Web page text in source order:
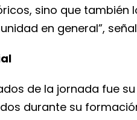
sino que
en general”,
de la jornada fue
durante su